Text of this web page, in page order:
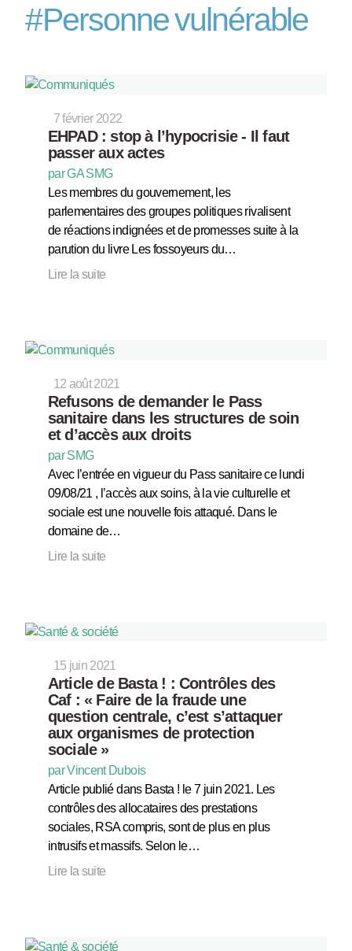
#Personne vulnérable
7 février 2022
EHPAD : stop à l’hypocrisie - Il faut
passer aux actes
par GA SMG
Les membres du gouvernement, les
parlementaires des groupes politiques rivalisent
de réactions indignées et de promesses suite à la
parution du livre Les fossoyeurs du…
Lire la suite
12 août 2021
Refusons de demander le Pass
sanitaire dans les structures de soin
et d’accès aux droits
par SMG
Avec l’entrée en vigueur du Pass sanitaire ce lundi
09/08/21 , l’accès aux soins, à la vie culturelle et
sociale est une nouvelle fois attaqué. Dans le
domaine de…
Lire la suite
15 juin 2021
Article de Basta ! : Contrôles des
Caf : « Faire de la fraude une
question centrale, c’est s’attaquer
aux organismes de protection
sociale »
par Vincent Dubois
Article publié dans Basta ! le 7 juin 2021. Les
contrôles des allocataires des prestations
sociales, RSA compris, sont de plus en plus
intrusifs et massifs. Selon le…
Lire la suite